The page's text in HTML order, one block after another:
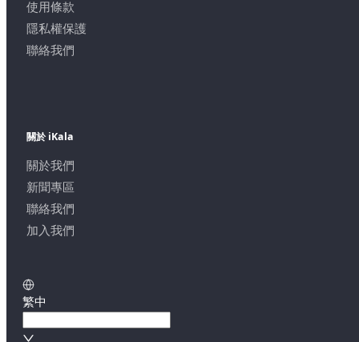
使用條款
隱私權保護
聯絡我們
關於 iKala
關於我們
新聞專區
聯絡我們
加入我們
繁中